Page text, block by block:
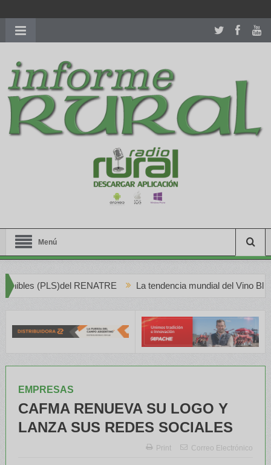
richardmillereplica
women.patekphilippe.tofor sale in usa recognized command with
dining room table ceremony. welcome to our
perfectwatches.is
shop. best youngsexdoll.comwith professional customer
services. 1: 1 design high
https://reallydiamond.com/
Menú
La tendencia mundial del Vino Blanco en Creciente
EMPRESAS
CAFMA RENUEVA SU LOGO Y
LANZA SUS REDES SOCIALES
Print Correo Electrónico